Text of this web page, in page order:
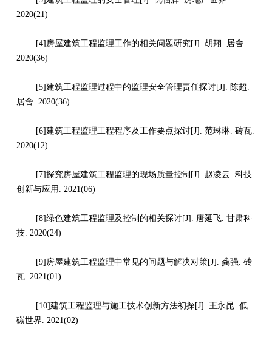
2020(21)
2020(36)
居舍. 2020(36)
2020(12)
创新与应用. 2021(06)
技. 2020(24)
瓦. 2021(01)
碳世界. 2021(02)